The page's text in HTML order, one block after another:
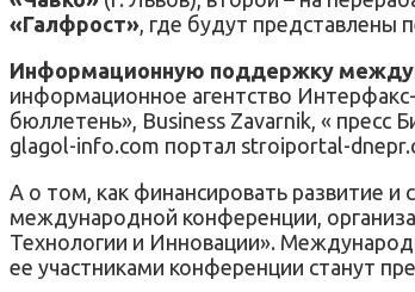
«Галфрост» , где будут
Информационную поддержку
информационное агентство
бюллетень», Business Zavarnik, « пресс
glagol-info.com портал stroiportal-
А о том, как финансировать развитие
международной конференции,
Технологии и Инновации».
ее участниками конференции станут